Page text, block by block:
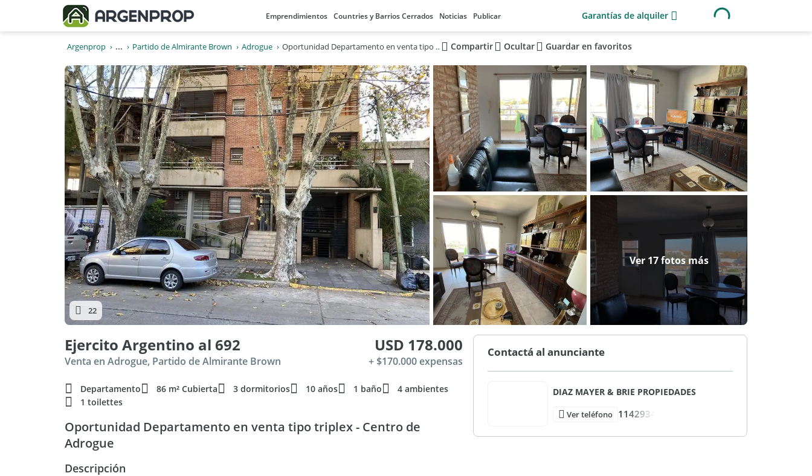
Emprendimientos Countries y Barrios Cerrados Noticias Publicar Garantías de alquiler
Argenprop ... Partido de Almirante Brown Adrogue Oportunidad Departamento en venta tipo triplex - Centro de Adrogue Compartir Ocultar Guardar en favoritos
Ver 17 fotos más
22
Ejercito Argentino al 692 USD 178.000
Venta en Adrogue, Partido de Almirante Brown + $170.000 expensas
Departamento 86 m² Cubierta 3 dormitorios 10 años 1 baño
4 ambientes
1 toilettes
Oportunidad Departamento en venta tipo triplex - Centro de
Adrogue
Descripción
Contactá al anunciante
DIAZ MAYER & BRIE PROPIEDADES
Ver teléfono 1142934